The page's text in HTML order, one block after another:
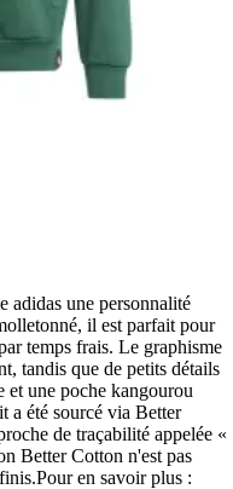
adidas une personnalité
il est parfait pour
temps frais. Le graphisme
tandis que de petits détails
et une poche kangourou
a été sourcé via Better
de traçabilité appelée «
Better Cotton n'est pas
en savoir plus :